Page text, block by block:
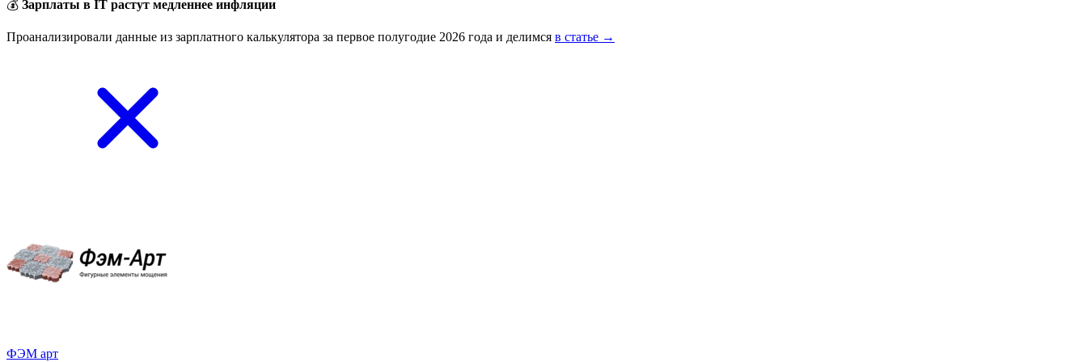
💰 Зарплаты в IT растут медленнее инфляции
Проанализировали данные из зарплатного калькулятора за первое полугодие 2026 года и делимся в статье →
ФЭМ арт